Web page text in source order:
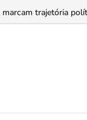
trajetória